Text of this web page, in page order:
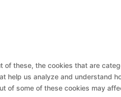
these, the cookies that are
us analyze and understand
of some of these cookies may